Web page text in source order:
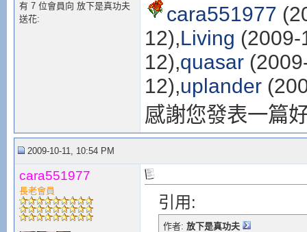
有 7 位會員向 放下是真功夫
送花:
cara551977
12),Living (2009-
12),quasar
12),uplander
感謝您發表一篇
2009-10-11, 10:54 PM
cara551977
長老會員
引用:
作者: 放下是真功夫